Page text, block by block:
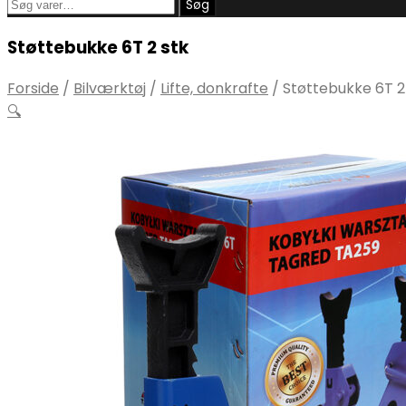
Søg
Støttebukke 6T 2 stk
Forside / Bilværktøj / Lifte, donkrafte / Støttebukke 6T
🔍